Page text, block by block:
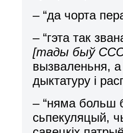
– “да чорта
– “гэта так
[тады быў
вызваленьня, а
дыктатуру і
– “няма больш
сьпекуляцый,